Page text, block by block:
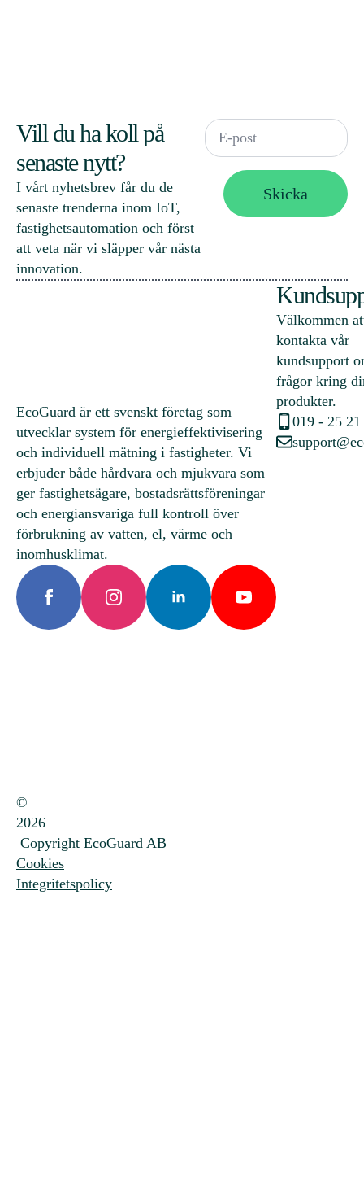
Vill du ha koll på
senaste nytt?
I vårt nyhetsbrev får du de
senaste trenderna inom IoT,
fastighets­automation och först
att veta när vi släpper vår nästa
innovation.
Email
Skicka
EcoGuard är ett svenskt företag som
utvecklar system för energieffektivisering
och individuell mätning i fastigheter. Vi
erbjuder både hårdvara och mjukvara som
ger fastighetsägare, bostadsrättsföreningar
och energiansvariga full kontroll över
förbrukning av vatten, el, värme och
inomhusklimat.
Välkommen
kontakta vår
kundsupport
frågor kring
produkter.
019 - 25 21
©
2026
Copyright EcoGuard AB
Cookies
Integritetspolicy